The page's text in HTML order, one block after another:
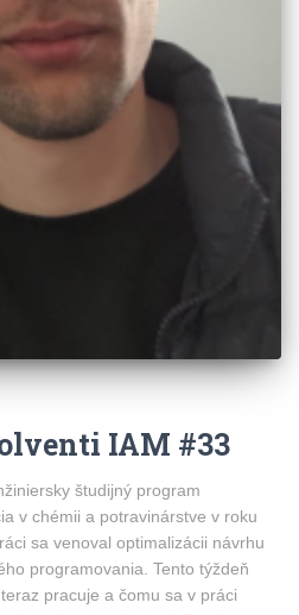
IAM #33
študijný program
v chémii a potravinárstve v roku
sa venoval optimalizácii návrhu
programovania. Tento týždeň
pracuje a čomu sa v práci